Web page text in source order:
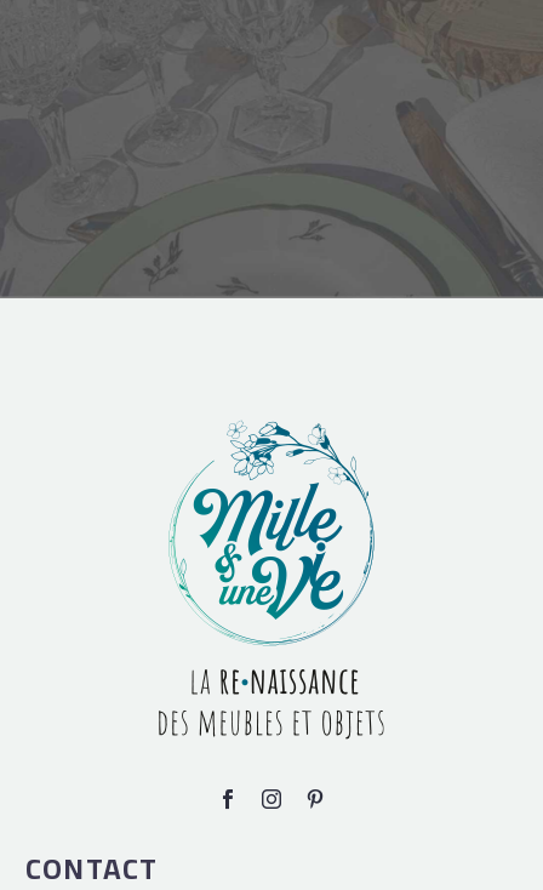
CONTACT